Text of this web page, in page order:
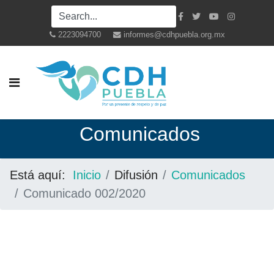
2223094700 informes@cdhpuebla.org.mx
Comunicados
Está aquí: Inicio Difusión
Comunicados
Comunicado 002/2020